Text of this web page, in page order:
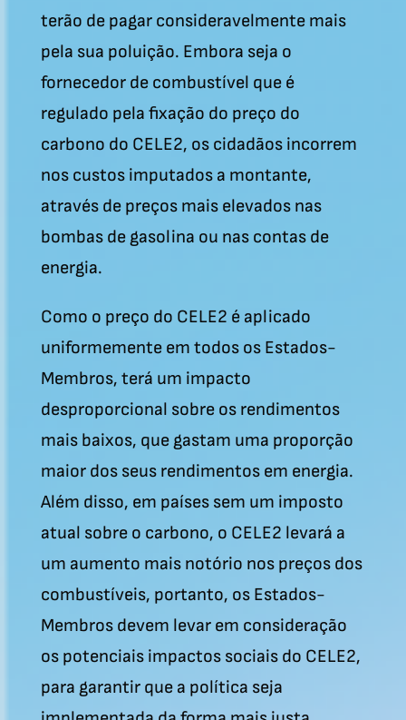
terão de pagar consideravelmente mais
pela sua poluição. Embora seja o
fornecedor de combustível que é
regulado pela fixação do preço do
carbono do CELE2, os cidadãos incorrem
nos custos imputados a montante,
através de preços mais elevados nas
bombas de gasolina ou nas contas de
energia.
Como o preço do CELE2 é aplicado
uniformemente em todos os Estados-
Membros, terá um impacto
desproporcional sobre os rendimentos
mais baixos, que gastam uma proporção
maior dos seus rendimentos em energia.
Além disso, em países sem um imposto
atual sobre o carbono, o CELE2 levará a
um aumento mais notório nos preços dos
combustíveis, portanto, os Estados-
Membros devem levar em consideração
os potenciais impactos sociais do CELE2,
para garantir que a política seja